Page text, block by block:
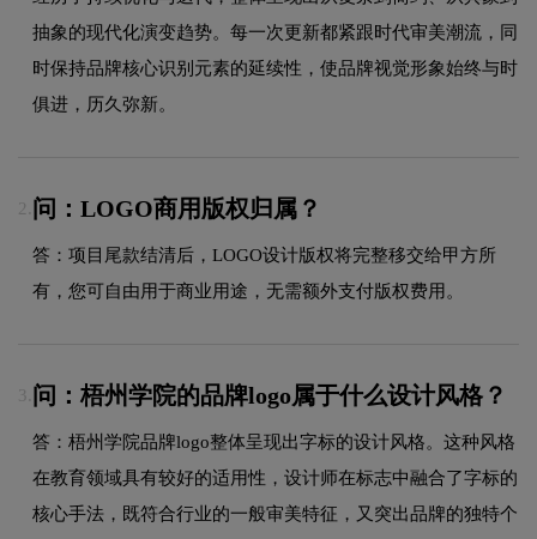
抽象的现代化演变趋势。每一次更新都紧跟时代审美潮流，同
时保持品牌核心识别元素的延续性，使品牌视觉形象始终与时
俱进，历久弥新。
2. 问：LOGO商用版权归属？
答：项目尾款结清后，LOGO设计版权将完整移交给甲方所
有，您可自由用于商业用途，无需额外支付版权费用。
3. 问：梧州学院的品牌logo属于什么设计风格？
答：梧州学院品牌logo整体呈现出字标的设计风格。这种风格
在教育领域具有较好的适用性，设计师在标志中融合了字标的
核心手法，既符合行业的一般审美特征，又突出品牌的独特个